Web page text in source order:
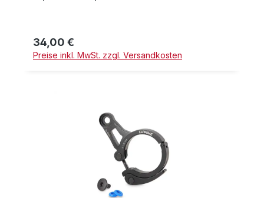
Regulärer Preis:
34,00 €
Preise inkl. MwSt. zzgl. Versandkosten